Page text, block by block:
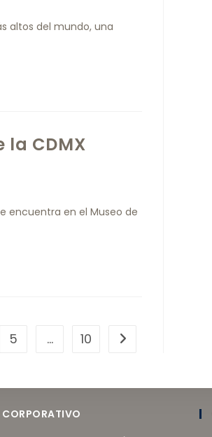
altos del mundo, una
la CDMX
encuentra en el Museo de
5 … 10
CORPORATIVO